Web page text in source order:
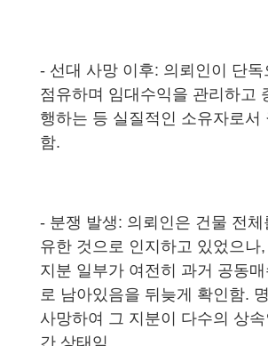
- 선대 사망 이후: 의뢰인이 단독
점유하며 임대수익을 관리하고
행하는 등 실질적인 소유자로서
함.
- 분쟁 발생: 의뢰인은 건물 전체
유한 것으로 인지하고 있었으나
지분 일부가 여전히 과거 공동매
로 남아있음을 뒤늦게 확인함.
사망하여 그 지분이 다수의 상속
간 상태임.